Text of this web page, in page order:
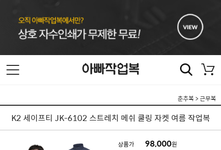
춘추복>근무복
K2 세이프티 JK-6102 스트레치 메쉬 쿨링 자켓 여름 작업복
상품가 98,000원